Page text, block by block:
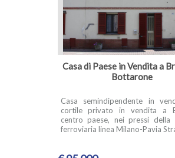
Casa di Paese in Vendita a
Bottarone
Casa semindipendente in
cortile privato in vendita a
centro paese, nei pressi della
ferroviaria linea Milano-Pavia